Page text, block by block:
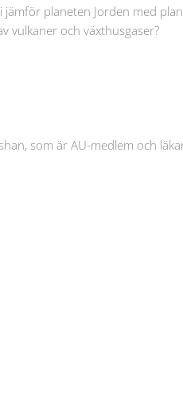
planeten Jorden med
vulkaner och växthusgaser?
som är AU-medlem och